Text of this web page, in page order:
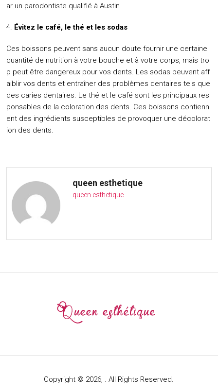
ar un parodontiste qualifié à Austin
Évitez le café, le thé et les sodas
Ces boissons peuvent sans aucun doute fournir une certaine
quantité de nutrition à votre bouche et à votre corps, mais tro
p peut être dangereux pour vos dents. Les sodas peuvent aff
aiblir vos dents et entraîner des problèmes dentaires tels que
des caries dentaires. Le thé et le café sont les principaux res
ponsables de la coloration des dents. Ces boissons contienn
ent des ingrédients susceptibles de provoquer une décolorat
ion des dents.
queen esthetique
queen esthetique
Copyright © 2026, . All Rights Reserved.